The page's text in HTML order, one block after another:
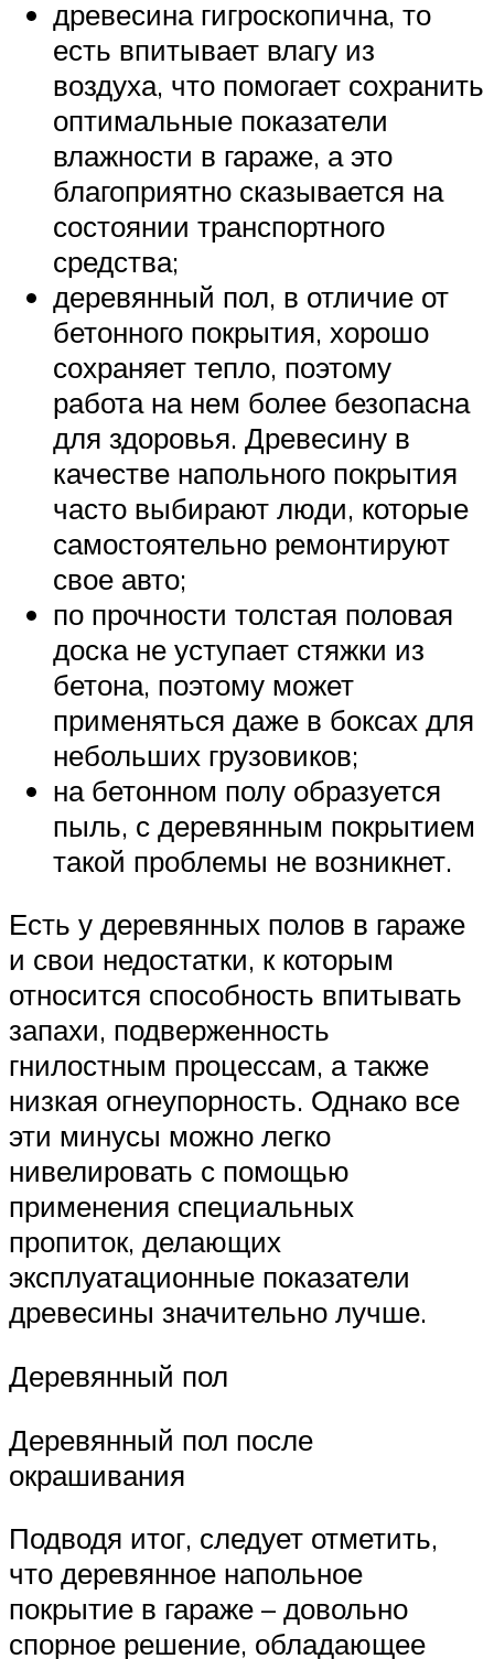
древесина гигроскопична, то
есть впитывает влагу из
воздуха, что помогает сохранить
оптимальные показатели
влажности в гараже, а это
благоприятно сказывается на
состоянии транспортного
средства;
деревянный пол, в отличие от
бетонного покрытия, хорошо
сохраняет тепло, поэтому
работа на нем более безопасна
для здоровья. Древесину в
качестве напольного покрытия
часто выбирают люди, которые
самостоятельно ремонтируют
свое авто;
по прочности толстая половая
доска не уступает стяжки из
бетона, поэтому может
применяться даже в боксах для
небольших грузовиков;
на бетонном полу образуется
пыль, с деревянным покрытием
такой проблемы не возникнет.
Есть у деревянных полов в гараже
и свои недостатки, к которым
относится способность впитывать
запахи, подверженность
гнилостным процессам, а также
низкая огнеупорность. Однако все
эти минусы можно легко
нивелировать с помощью
применения специальных
пропиток, делающих
эксплуатационные показатели
древесины значительно лучше.
Деревянный пол
Деревянный пол после
окрашивания
Подводя итог, следует отметить,
что деревянное напольное
покрытие в гараже – довольно
спорное решение, обладающее